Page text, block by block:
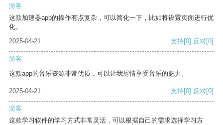
游客
这款加速器app的操作有点复杂，可以简化一下，比如将设置页面进行优
化。
2025-04-21
支持[0] 反对[0]
游客
这款app的音乐资源非常优质，可以让我尽情享受音乐的魅力。
2025-04-21 支持[0] 反对[0]
游客
这款学习软件的学习方式非常灵活，可以根据自己的需求选择学习方